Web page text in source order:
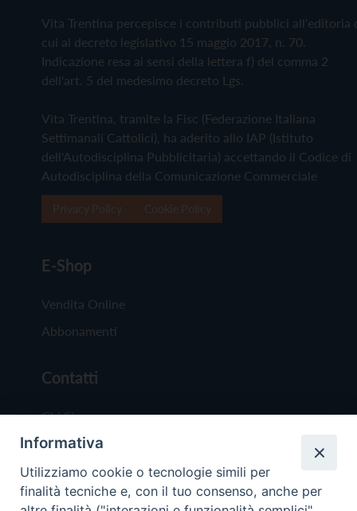
Vita Trentina percepisce i contributi pubblici all'editoria
cui al decreto legislativo 15 maggio 2017, n. 70.
Indicazione resa ai sensi della lettera f) del comma 2
dell'art. 5 del medesimo decreto Lgs.
Vita Trentina, tramite la Fisc (Federazione Italiana
Settimanali Cattolici), ha aderito allo IAP (Istituto
dell'Autodisciplina Pubblicitaria) accettando il Codice di
Autodisciplina della Comunicazione Commerciale
E-Shop
Vendita Online
Abbonamenti
Contatti
Chi Siamo
Redazione
Scrivici
Informativa
Utilizziamo cookie o tecnologie simili per
finalità tecniche e, con il tuo consenso, anche per